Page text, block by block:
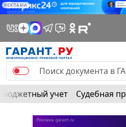
РЕКЛАМА
Бюджетный учет Судебная